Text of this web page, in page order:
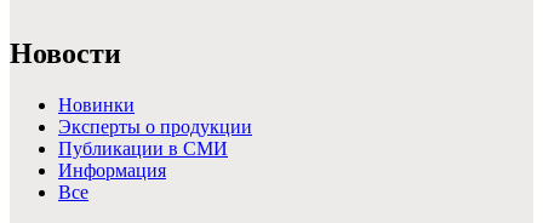
Новости
Новинки
Эксперты о продукции
Публикации в СМИ
Информация
Все